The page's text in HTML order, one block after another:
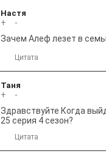
Настя
+
-
Зачем Алеф лезет в
Цитата
Таня
+
-
Здравствуйте Когда
25 серия 4 сезон?
Цитата